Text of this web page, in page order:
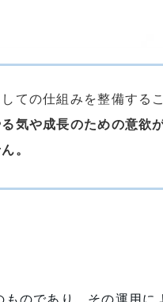
ての仕組みを整備する
気や成長のための意欲
。